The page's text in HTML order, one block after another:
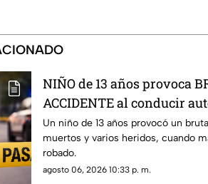
NIÑO de 13 años provoca
ACCIDENTE al conducir
hay muertos y heridos
Un niño de 13 años provocó un
muertos y varios heridos, cuando
robado.
agosto 06, 2026 10:33 p. m.